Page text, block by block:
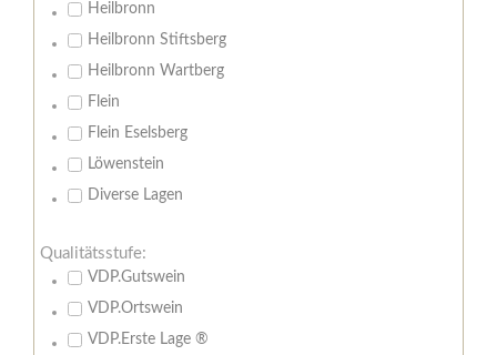
Heilbronn
Heilbronn Stiftsberg
Heilbronn Wartberg
Flein
Flein Eselsberg
Löwenstein
Diverse Lagen
Qualitätsstufe:
VDP.Gutswein
VDP.Ortswein
VDP.Erste Lage ®